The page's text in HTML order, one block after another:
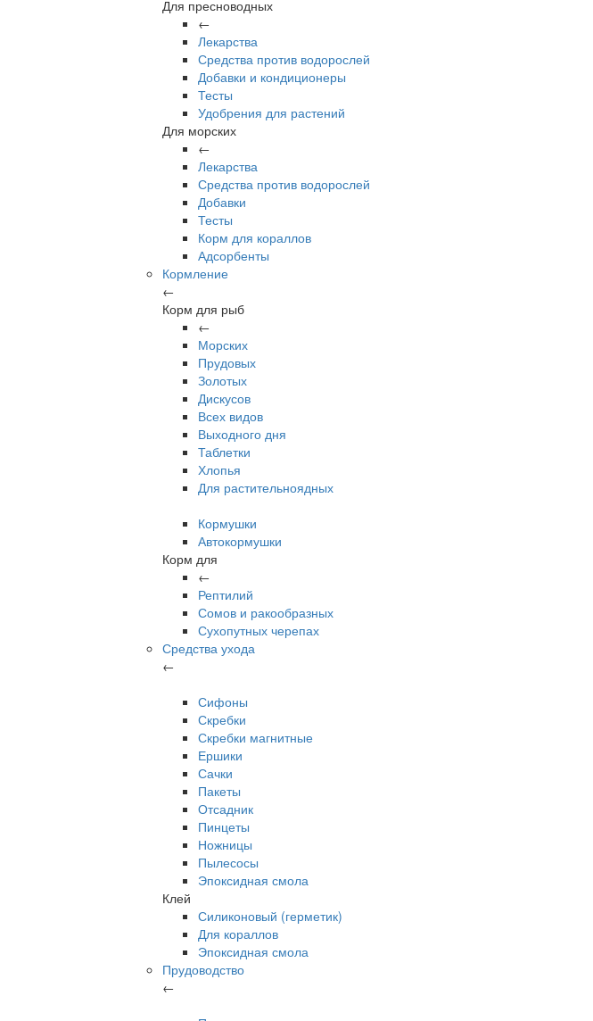
Для пресноводных
←
Лекарства
Средства против водорослей
Добавки и кондиционеры
Тесты
Удобрения для растений
Для морских
←
Лекарства
Средства против водорослей
Добавки
Тесты
Корм для кораллов
Адсорбенты
Кормление
←
Корм для рыб
←
Морских
Прудовых
Золотых
Дискусов
Всех видов
Выходного дня
Таблетки
Хлопья
Для растительноядных
Кормушки
Автокормушки
Корм для
←
Рептилий
Сомов и ракообразных
Сухопутных черепах
Средства ухода
←
Сифоны
Скребки
Скребки магнитные
Ершики
Сачки
Пакеты
Отсадник
Пинцеты
Ножницы
Пылесосы
Эпоксидная смола
Клей
Силиконовый (герметик)
Для кораллов
Эпоксидная смола
Прудоводство
←